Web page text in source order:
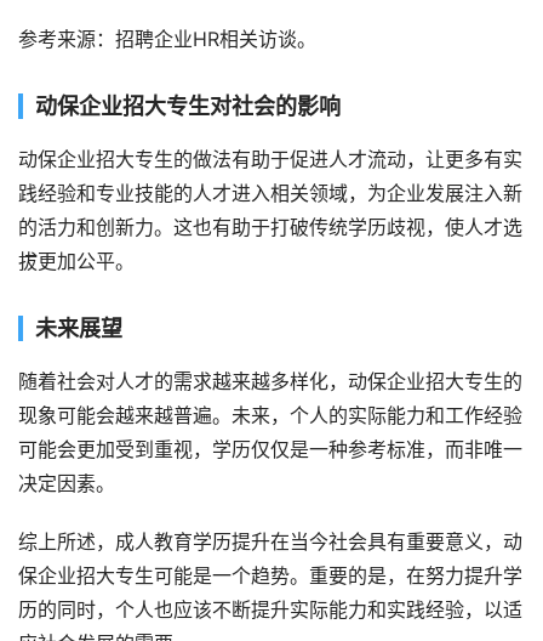
参考来源：招聘企业HR相关访谈。
动保企业招大专生对社会的影响
动保企业招大专生的做法有助于促进人才流动，让更多有实
践经验和专业技能的人才进入相关领域，为企业发展注入新
的活力和创新力。这也有助于打破传统学历歧视，使人才选
拔更加公平。
未来展望
随着社会对人才的需求越来越多样化，动保企业招大专生的
现象可能会越来越普遍。未来，个人的实际能力和工作经验
可能会更加受到重视，学历仅仅是一种参考标准，而非唯一
决定因素。
综上所述，成人教育学历提升在当今社会具有重要意义，动
保企业招大专生可能是一个趋势。重要的是，在努力提升学
历的同时，个人也应该不断提升实际能力和实践经验，以适